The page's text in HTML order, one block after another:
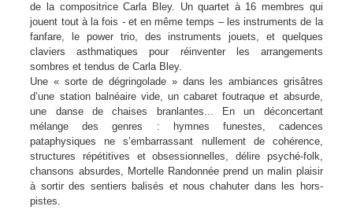
de la compositrice Carla Bley. Un quartet à 16 membres qui
jouent tout à la fois - et en même temps – les instruments de la
fanfare, le power trio, des instruments jouets, et quelques
claviers asthmatiques pour réinventer les arrangements
sombres et tendus de Carla Bley.
Une « sorte de dégringolade » dans les ambiances grisâtres
d’une station balnéaire vide, un cabaret foutraque et absurde,
une danse de chaises branlantes... En un déconcertant
mélange des genres : hymnes funestes, cadences
pataphysiques ne s’embarrassant nullement de cohérence,
structures répétitives et obsessionnelles, délire psyché-folk,
chansons absurdes, Mortelle Randonnée prend un malin plaisir
à sortir des sentiers balisés et nous chahuter dans les hors-
pistes.